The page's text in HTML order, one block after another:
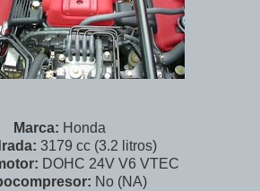
Marca: Honda
3179 cc (3.2 litros)
DOHC 24V V6 VTEC
No (NA)